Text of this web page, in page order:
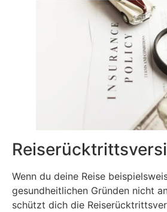
Wenn du deine Reise
gesundheitlichen Gründen nicht
schützt dich die